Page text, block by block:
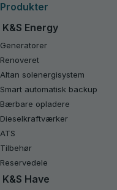
Produkter
K&S Energy
Generatorer
Renoveret
Altan solenergisystem
Smart automatisk backup
Bærbare opladere
Dieselkraftværker
ATS
Tilbehør
Reservedele
K&S Have